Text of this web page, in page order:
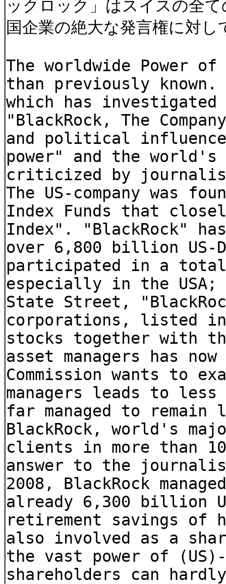
ックロック」はスイスの全
国企業の絶大な発言権に対
The worldwide Power
than previously
which has
"BlackRock, The
and political
power" and the
criticized by
The US-company was
Index Funds that
Index". "BlackRock"
over 6,800 billion
participated in a total
especially in the USA;
State Street,
corporations, listed in
stocks together with
asset managers has
Commission wants to
managers leads to
far managed to
BlackRock, world's
clients in more than
answer to the
2008, BlackRock
already 6,300 billion
retirement savings of
also involved as a
the vast power of
shareholders can